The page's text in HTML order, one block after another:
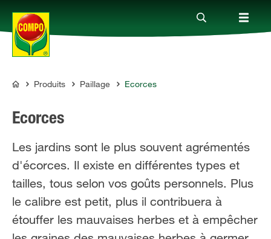
Produits
Conseil
Thèmes
Service
COMPO
Produits Paillage Ecorces
Ecorces
Les jardins sont le plus souvent agrémentés
d'écorces. Il existe en différentes types et
tailles, tous selon vos goûts personnels. Plus
le calibre est petit, plus il contribuera à
étouffer les mauvaises herbes et à empêcher